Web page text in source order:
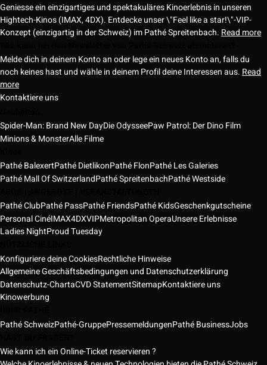
Geniesse ein einzigartiges und spektakuläres Kinoerlebnis in unseren
Hightech-Kinos (IMAX, 4DX). Entdecke unser \"Feel like a star!\"-VIP-
Konzept (einzigartig in der Schweiz) im Pathé Spreitenbach. Read more
Melde dich in deinem Konto an oder lege ein neues Konto an, falls du
noch keines hast und wähle in deinem Profil deine Interessen aus. Read
more
Kontaktiere uns
Spider-Man: Brand New DayDie OdysseePaw Patrol: Der Dino Film
Minions & MonsterAlle Filme
Pathé BalexertPathé DietlikonPathé FlonPathé Les Galeries
Pathé Mall Of SwitzerlandPathé SpreitenbachPathé Westside
Pathé ClubPathé PassPathé FriendsPathé KidsGeschenkgutscheine
Personal CinéIMAX4DXVIPMetropolitan OperaUnsere Erlebnisse
Ladies NightProud Tuesday
Konfiguriere deine CookiesRechtliche Hinweise
Allgemeine Geschäftsbedingungen und Datenschutzerklärung
Datenschutz-ChartaCVD StatementSitemapKontaktiere uns
Kinowerbung
Pathé SchweizPathé-GruppePressemeldungenPathé BusinessJobs
Wie kann ich ein Online-Ticket reservieren ?